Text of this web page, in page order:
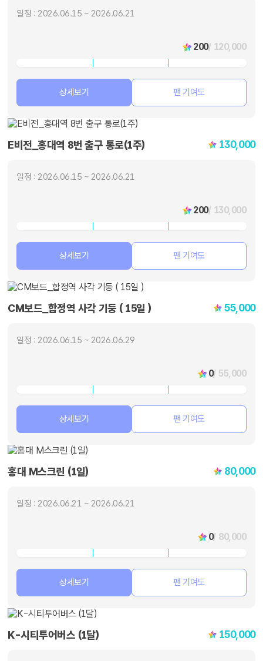
일정 : 2026.06.15 ~ 2026.06.21
200/ 120,000
상세보기 팬 기여도
E비전_홍대역 8번 출구 통로(1주) 130,000
일정 : 2026.06.15 ~ 2026.06.21
200/ 130,000
상세보기 팬 기여도
CM보드_합정역 사각 기둥 ( 15일 ) 55,000
일정 : 2026.06.15 ~ 2026.06.29
0/ 55,000
상세보기 팬 기여도
홍대 M스크린 (1일) 80,000
일정 : 2026.06.21 ~ 2026.06.21
0/ 80,000
상세보기 팬 기여도
K-시티투어버스 (1달) 150,000